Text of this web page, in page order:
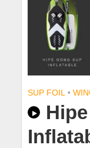
SUP FOIL •